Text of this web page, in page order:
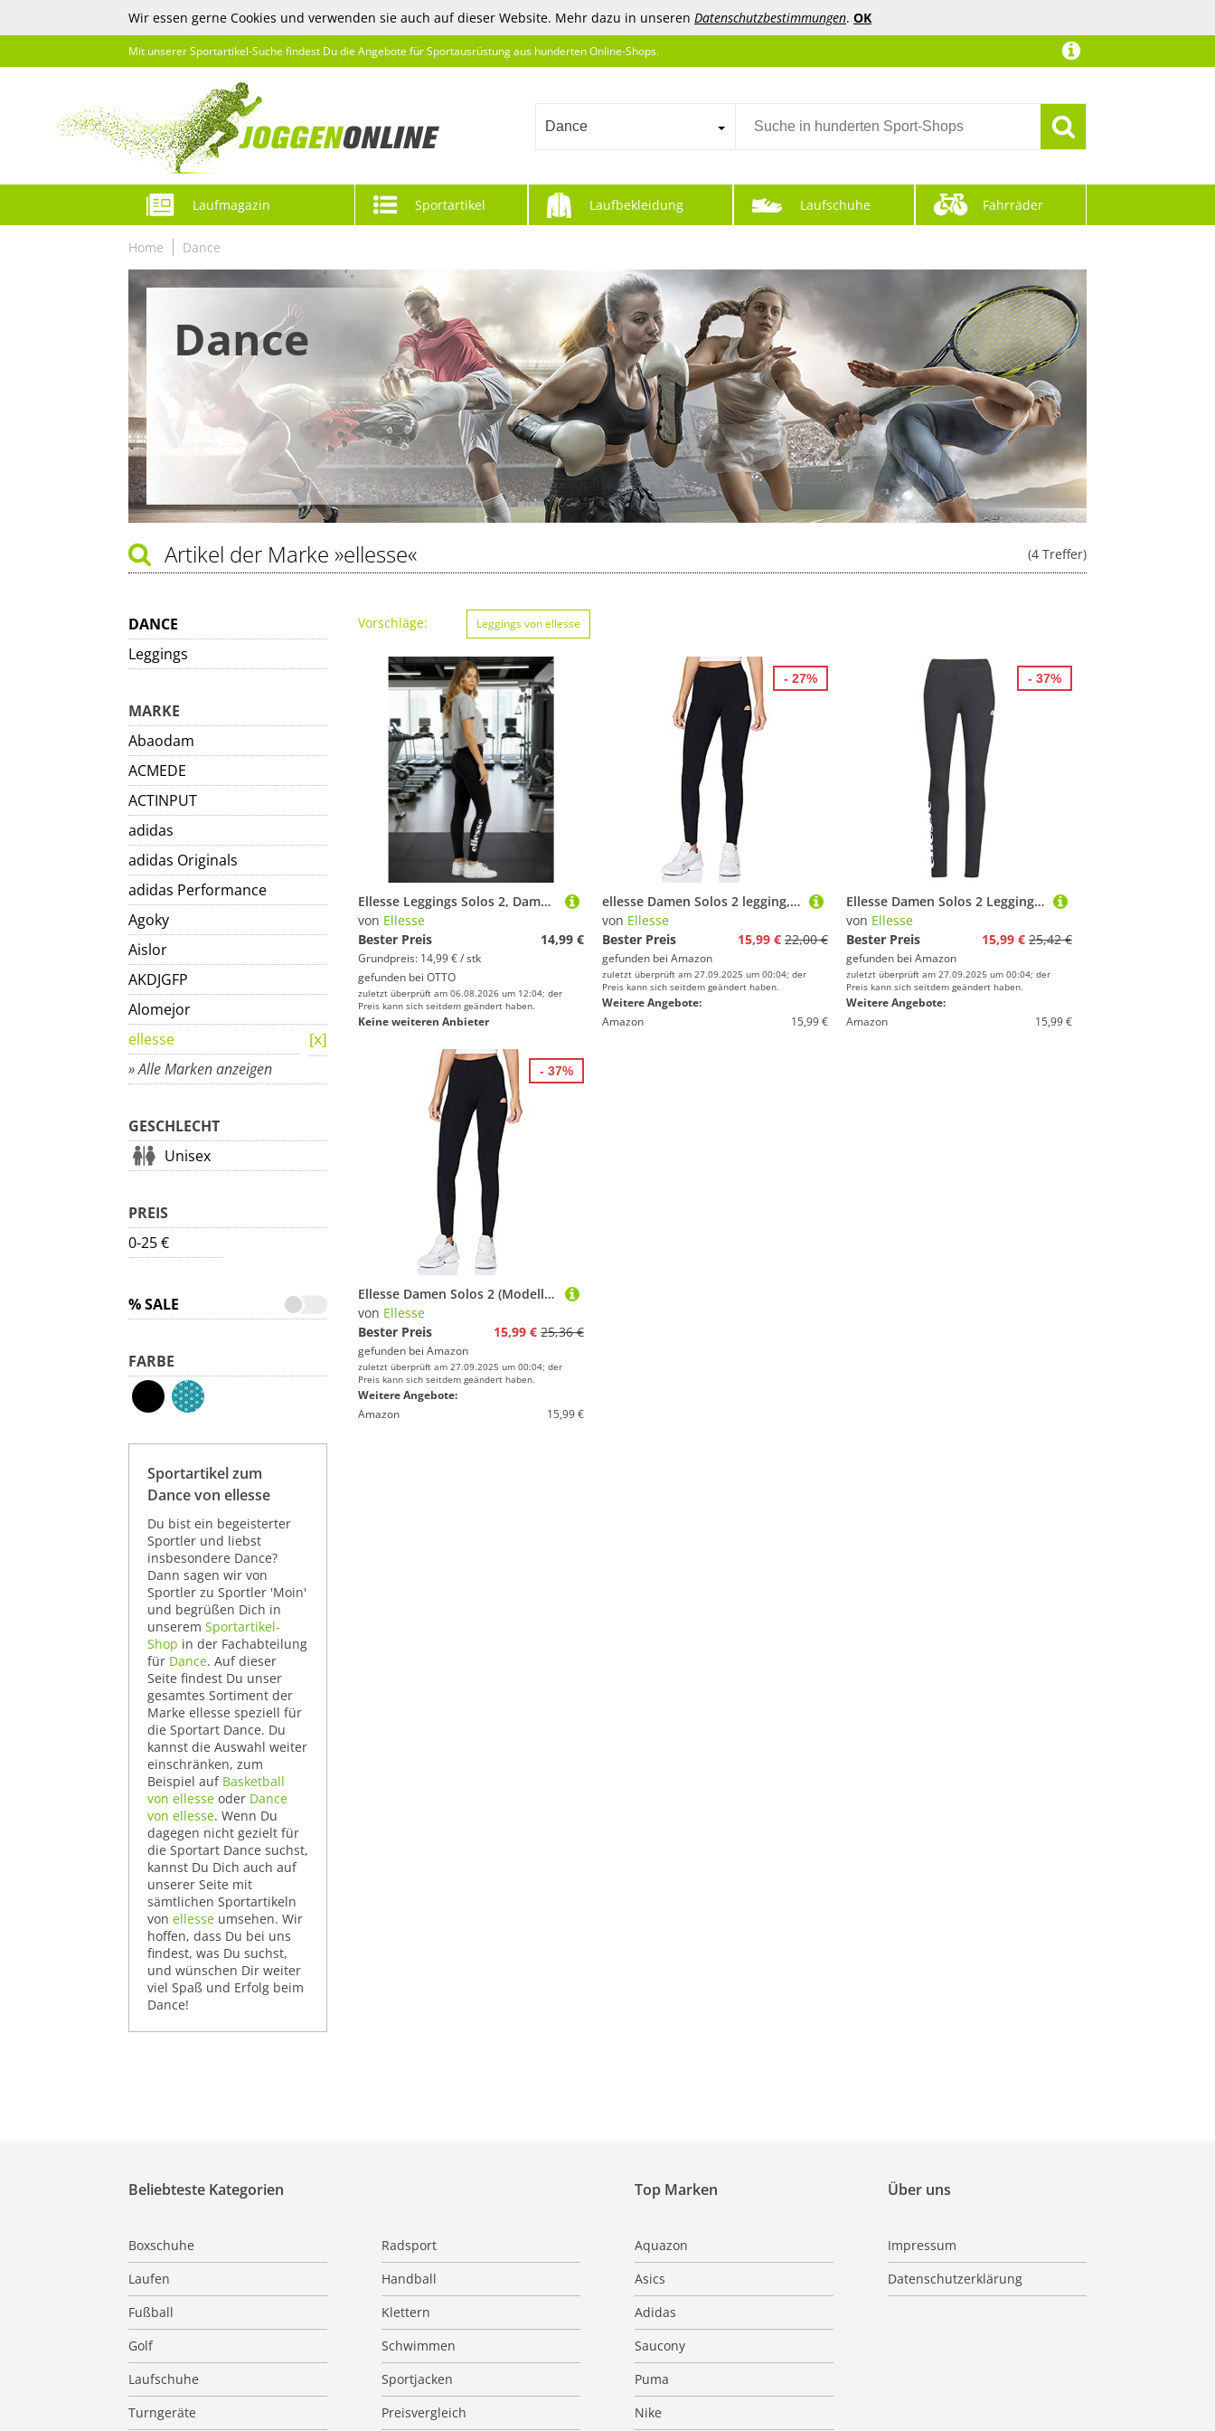
Wir essen gerne Cookies und verwenden sie auch auf dieser Website. Mehr dazu in unseren Datenschutzbestimmungen. OK
Mit unserer Sportartikel-Suche findest Du die Angebote für Sportausrüstung aus hunderten Online-Shops.
Dance
Laufmagazin Sportartikel Laufbekleidung Laufschuhe Fahrräder
Home Dance
Dance
(4 Treffer)
Artikel der Marke »ellesse«
DANCE
Leggings
MARKE
Abaodam
ACMEDE
ACTINPUT
adidas
adidas Originals
adidas Performance
Agoky
Aislor
AKDJGFP
Alomejor
ellesse
» Alle Marken anzeigen
GESCHLECHT
Unisex
PREIS
0-25 €
% SALE
FARBE
Sportartikel zum
Dance von ellesse
Du bist ein begeisterter
Sportler und liebst
insbesondere Dance?
Dann sagen wir von
Sportler zu Sportler 'Moin'
und begrüßen Dich in
unserem Sportartikel-
Shop in der Fachabteilung
für Dance. Auf dieser
Seite findest Du unser
gesamtes Sortiment der
Marke ellesse speziell für
die Sportart Dance. Du
kannst die Auswahl weiter
einschränken, zum
Beispiel auf Basketball
von ellesse oder Dance
von ellesse. Wenn Du
dagegen nicht gezielt für
die Sportart Dance suchst,
kannst Du Dich auch auf
unserer Seite mit
sämtlichen Sportartikeln
von ellesse umsehen. Wir
hoffen, dass Du bei uns
findest, was Du suchst,
und wünschen Dir weiter
viel Spaß und Erfolg beim
Dance!
Vorschläge: Leggings von ellesse
Ellesse Leggings Solos 2, Damen - Anthrazit
von Ellesse
Bester Preis
14,99 €
Grundpreis: 14,99 € / stk
gefunden bei OTTO
zuletzt überprüft am 06.08.2026 um 12:04; der
Preis kann sich seitdem geändert haben.
Keine weiteren Anbieter
ellesse Damen Solos 2 legging, Anthracite, 14 EU
von Ellesse
Bester Preis
15,99 € 22,00 €
gefunden bei Amazon
zuletzt überprüft am 27.09.2025 um 00:04; der
Preis kann sich seitdem geändert haben.
Weitere Angebote:
Amazon
15,99 €
- 27%
Ellesse Damen Solos 2 Legging, Anthracite, 16 EU
von Ellesse
Bester Preis
15,99 € 25,42 €
gefunden bei Amazon
zuletzt überprüft am 27.09.2025 um 00:04; der
Preis kann sich seitdem geändert haben.
Weitere Angebote:
Amazon
15,99 €
- 37%
Ellesse Damen Solos 2 (Modellname ) Legging - Schwarz - 36EU (8 UK)
von Ellesse
Bester Preis
15,99 € 25,36 €
gefunden bei Amazon
zuletzt überprüft am 27.09.2025 um 00:04; der
Preis kann sich seitdem geändert haben.
Weitere Angebote:
Amazon
15,99 €
- 37%
Über uns
Impressum
Datenschutzerklärung
Beliebteste Kategorien
Boxschuhe
Radsport
Laufen
Handball
Fußball
Klettern
Golf
Schwimmen
Laufschuhe
Sportjacken
Turngeräte
Preisvergleich
Top Marken
Aquazon
Asics
Adidas
Saucony
Puma
Nike